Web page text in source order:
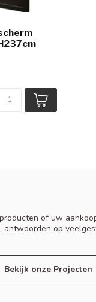
of uw
antwoorden op
Bekijk onze Projecten